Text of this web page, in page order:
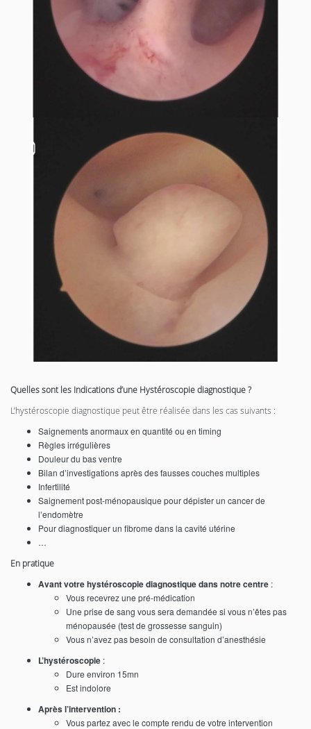
Quelles sont les Indications d’une Hystéroscopie diagnostique ?
L’hystéroscopie diagnostique peut être réalisée dans les cas suivants :
Saignements anormaux en quantité ou en timing
Règles irrégulières
Douleur du bas ventre
Bilan d’investigations après des fausses couches multiples
Infertilité
Saignement post-ménopausique pour dépister un cancer de
l’endomètre
Pour diagnostiquer un fibrome dans la cavité utérine
…
En pratique
Avant votre hystéroscopie diagnostique dans notre centre :
Vous recevrez une pré-médication
Une prise de sang vous sera demandée si vous n’êtes pas
ménopausée (test de grossesse sanguin)
Vous n’avez pas besoin de consultation d’anesthésie
L’hystéroscopie :
Dure environ 15mn
Est indolore
Après l’intervention :
Vous partez avec le compte rendu de votre intervention